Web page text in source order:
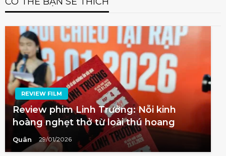
REVIEW FILM
Review phim Linh Trưởng: Nỗi kinh
hoàng nghẹt thở từ loài thú hoang
Quân 29/01/2026